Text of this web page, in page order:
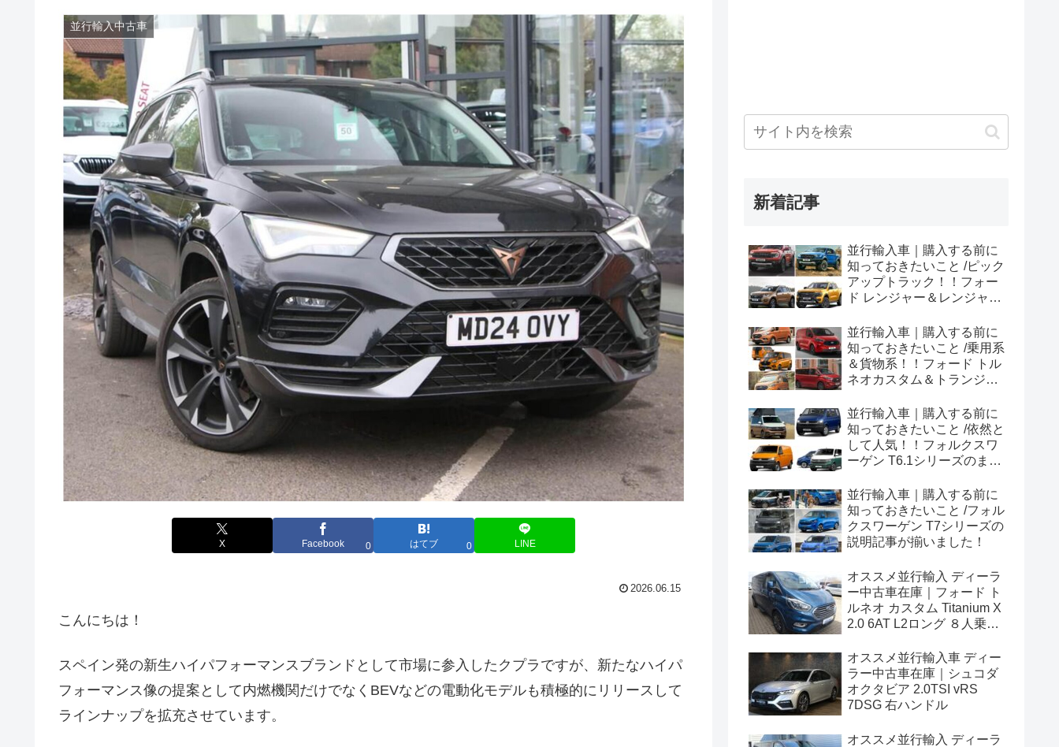
並行輸入中古車
X Facebook 0 はてブ 0 LINE
2026.06.15
こんにちは！
スペイン発の新生ハイパフォーマンスブランドとして市場に参入したクプラですが、新たなハイパ
フォーマンス像の提案として内燃機関だけでなくBEVなどの電動化モデルも積極的にリリースして
ラインナップを拡充させています。
新着記事
並行輸入車｜購入する前に
知っておきたいこと /ピック
アップトラック！！フォー
ド レンジャー＆レンジャー
め！
並行輸入車｜購入する前に
知っておきたいこと /乗用系
＆貨物系！！フォード トル
ネオカスタム＆トランジッ
め！
並行輸入車｜購入する前に
知っておきたいこと /依然と
して人気！！フォルクスワ
ーゲン T6.1シリーズのまと
並行輸入車｜購入する前に
知っておきたいこと /フォル
クスワーゲン T7シリーズの
説明記事が揃いました！
オススメ並行輸入 ディーラ
ー中古車在庫｜フォード ト
ルネオ カスタム Titanium X
2.0 6AT L2ロング ８人乗り
オススメ並行輸入車 ディー
ラー中古車在庫｜シュコダ
オクタビア 2.0TSI vRS
7DSG 右ハンドル
オススメ並行輸入 ディーラ